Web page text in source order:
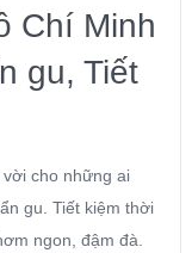
Chí Minh
gu, Tiết
cho những ai
gu. Tiết kiệm thời
ngon, đậm đà.